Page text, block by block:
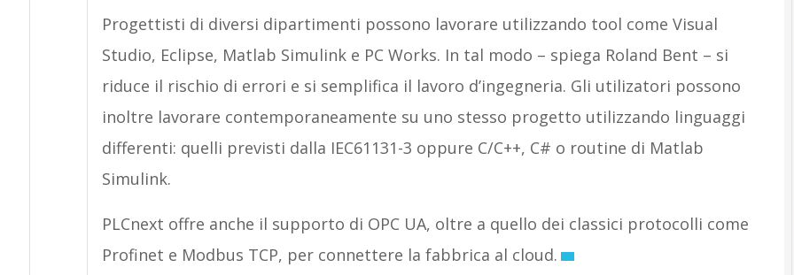
Progettisti di diversi dipartimenti possono lavorare utilizzando tool come Visual
Studio, Eclipse, Matlab Simulink e PC Works. In tal modo – spiega Roland Bent – si
riduce il rischio di errori e si semplifica il lavoro d’ingegneria. Gli utilizatori possono
inoltre lavorare contemporaneamente su uno stesso progetto utilizzando linguaggi
differenti: quelli previsti dalla IEC61131-3 oppure C/C++, C# o routine di Matlab
Simulink.
PLCnext offre anche il supporto di OPC UA, oltre a quello dei classici protocolli come
Profinet e Modbus TCP, per connettere la fabbrica al cloud.